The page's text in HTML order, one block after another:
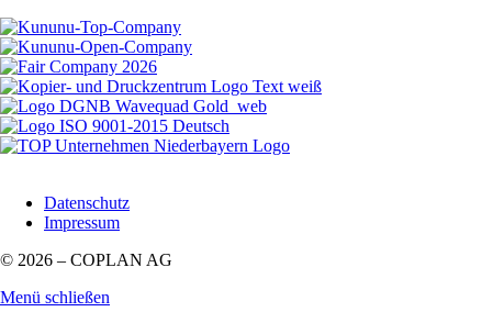
Datenschutz
Impressum
© 2026 – COPLAN AG
Menü schließen